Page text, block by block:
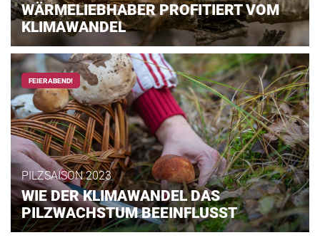
WÄRMELIEBHABER PROFITIERT VOM
KLIMAWANDEL
FEIERABEND!
PILZSAISON 2023
WIE DER KLIMAWANDEL DAS
PILZWACHSTUM BEEINFLUSST